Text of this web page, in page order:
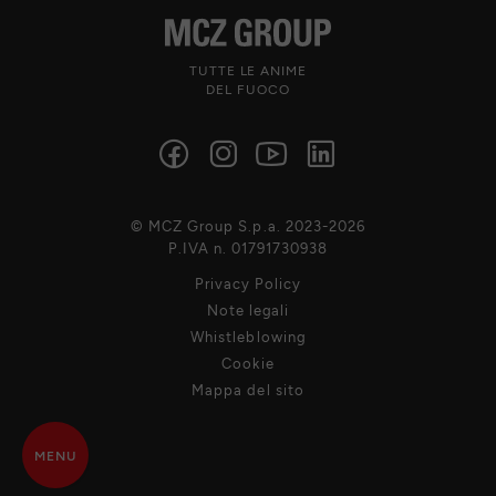
TUTTE LE ANIME
DEL FUOCO
Privacy Policy
Note legali
Whistleblowing
Cookie
Mappa del sito
© MCZ Group S.p.a. 2023-2026
P.IVA n. 01791730938
MENU